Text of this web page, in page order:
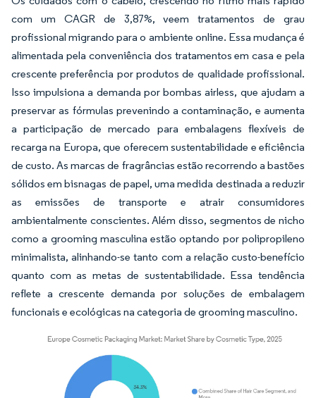
com um CAGR de 3,87%, veem tratamentos de grau
profissional migrando para o ambiente online. Essa mudança é
alimentada pela conveniência dos tratamentos em casa e pela
crescente preferência por produtos de qualidade profissional.
Isso impulsiona a demanda por bombas airless, que ajudam a
preservar as fórmulas prevenindo a contaminação, e aumenta
a participação de mercado para embalagens flexíveis de
recarga na Europa, que oferecem sustentabilidade e eficiência
de custo. As marcas de fragrâncias estão recorrendo a bastões
sólidos em bisnagas de papel, uma medida destinada a reduzir
as emissões de transporte e atrair consumidores
ambientalmente conscientes. Além disso, segmentos de nicho
como a grooming masculina estão optando por polipropileno
minimalista, alinhando-se tanto com a relação custo-benefício
quanto com as metas de sustentabilidade. Essa tendência
reflete a crescente demanda por soluções de embalagem
funcionais e ecológicas na categoria de grooming masculino.